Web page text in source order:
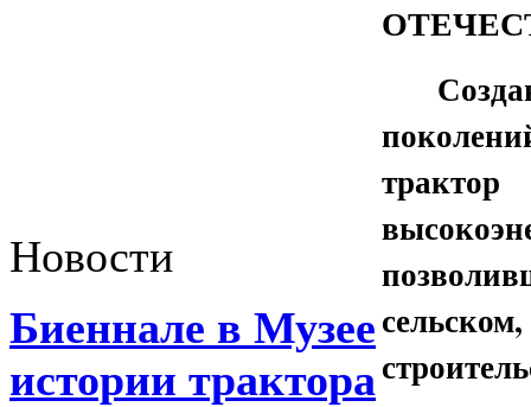
Новости
Биеннале в Музее
истории трактора